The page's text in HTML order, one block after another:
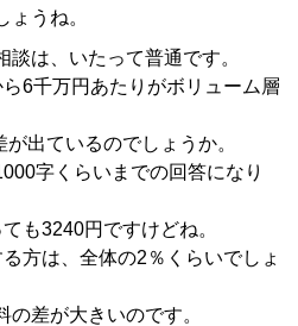
うね。
談は、いたって普通です。
6千万円あたりがボリューム層
出ているのでしょうか。
字くらいまでの回答になり
も3240円ですけどね。
方は、全体の2％くらいでしょ
差が大きいのです。